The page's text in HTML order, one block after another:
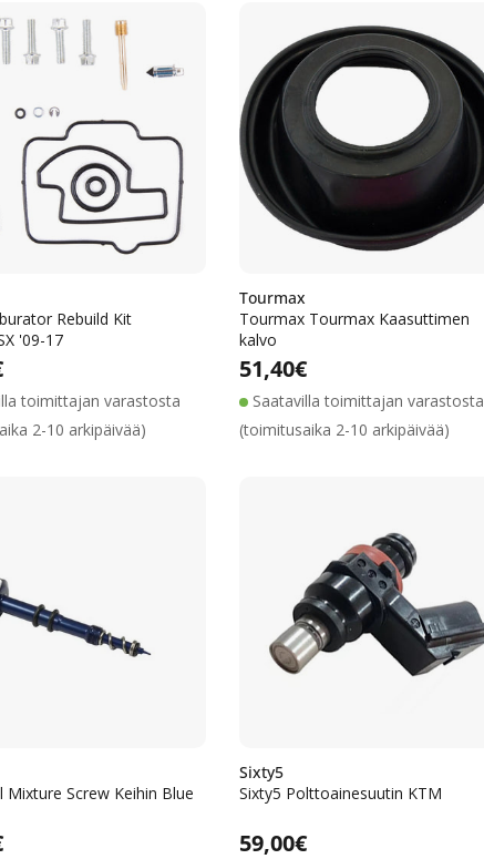
Rebuild Kit
'09-17
Alennushinta
Normaalihinta
toimittajan varastosta
2-10 arkipäivää)
Tourmax
Tourmax Tourmax Kaasuttimen
kalvo
Normaalihinta
51,40€
Saatavilla toimittajan varastosta
(toimitusaika 2-10 arkipäivää)
Mixture Screw Keihin Blue
Alennushinta
Normaalihinta
Sixty5
Sixty5 Polttoainesuutin KTM
Normaalihinta
59,00€